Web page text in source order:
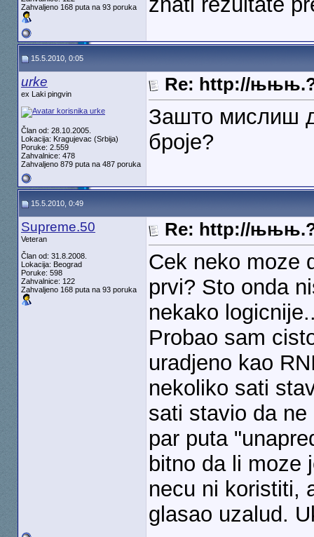
Zahvaljeno 168 puta na 93 poruka
15.5.2010, 0:05
urke
ex Laki pingvin
Član od: 28.10.2005.
Lokacija: Kragujevac (Srbija)
Poruke: 2.559
Zahvalnice: 478
Zahvaljeno 879 puta na 487 poruka
Re: http://
Зашто мислиш
броје?
15.5.2010, 0:49
Supreme.50
Veteran
Član od: 31.8.2008.
Lokacija: Beograd
Poruke: 598
Zahvalnice: 122
Zahvaljeno 168 puta na 93 poruka
Re: http://
Cek neko moze
prvi? Sto onda
nekako
Probao sam
uradjeno kao
nekoliko sati
sati stavio da
par puta
bitno da li moze
necu ni koristiti,
glasao uzalud.